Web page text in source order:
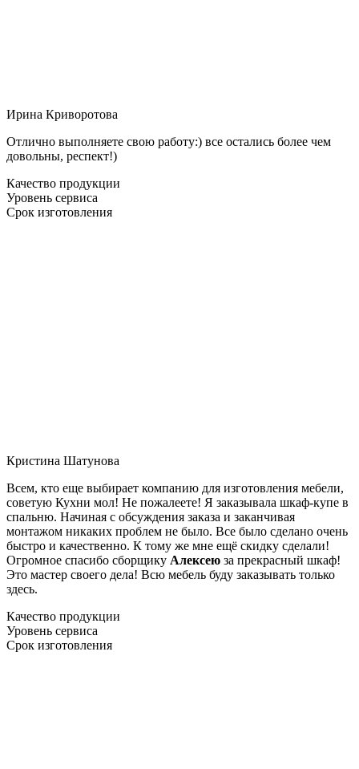
Ирина Криворотова
Отлично выполняете свою работу:) все остались более чем
довольны, респект!)
Качество продукции
Уровень сервиса
Срок изготовления
Кристина Шатунова
Всем, кто еще выбирает компанию для изготовления мебели,
советую Кухни мол! Не пожалеете! Я заказывала шкаф-купе в
спальню. Начиная с обсуждения заказа и заканчивая
монтажом никаких проблем не было. Все было сделано очень
быстро и качественно. К тому же мне ещё скидку сделали!
Огромное спасибо сборщику Алексею за прекрасный шкаф!
Это мастер своего дела! Всю мебель буду заказывать только
здесь.
Качество продукции
Уровень сервиса
Срок изготовления